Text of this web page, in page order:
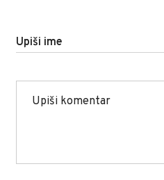
Upiši ime